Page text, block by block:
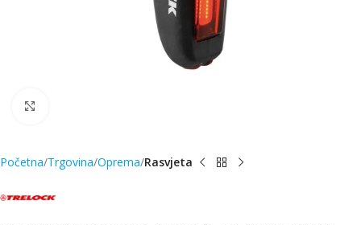
Početna Trgovina Oprema Rasvjeta